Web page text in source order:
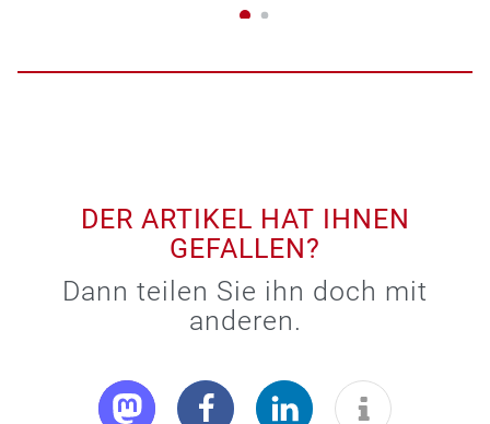
DER ARTIKEL HAT IHNEN
GEFALLEN?
Dann teilen Sie ihn doch mit
anderen.